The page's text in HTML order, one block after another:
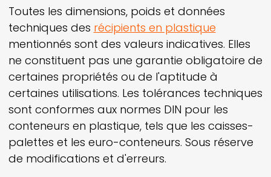
Toutes les dimensions, poids et données
techniques des récipients en plastique
mentionnés sont des valeurs indicatives. Elles
ne constituent pas une garantie obligatoire de
certaines propriétés ou de l'aptitude à
certaines utilisations. Les tolérances techniques
sont conformes aux normes DIN pour les
conteneurs en plastique, tels que les caisses-
palettes et les euro-conteneurs. Sous réserve
de modifications et d'erreurs.